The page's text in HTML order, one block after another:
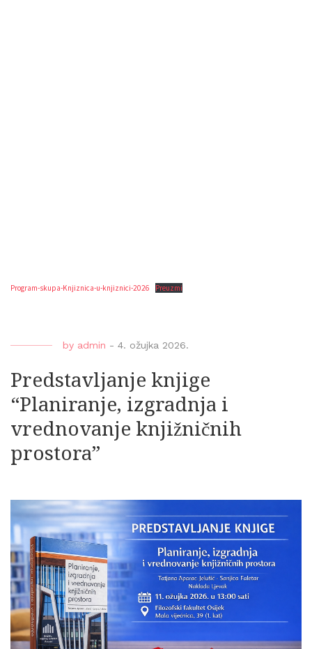
Program-skupa-Knjiznica-u-knjiznici-2026 Preuzmi
by admin - 4. ožujka 2026.
Predstavljanje knjige
“Planiranje, izgradnja i
vrednovanje knjižničnih
prostora”